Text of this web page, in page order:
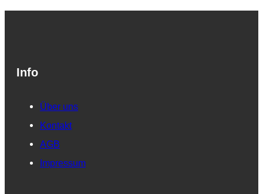
Info
Über uns
Kontakt
AGB
Impressum